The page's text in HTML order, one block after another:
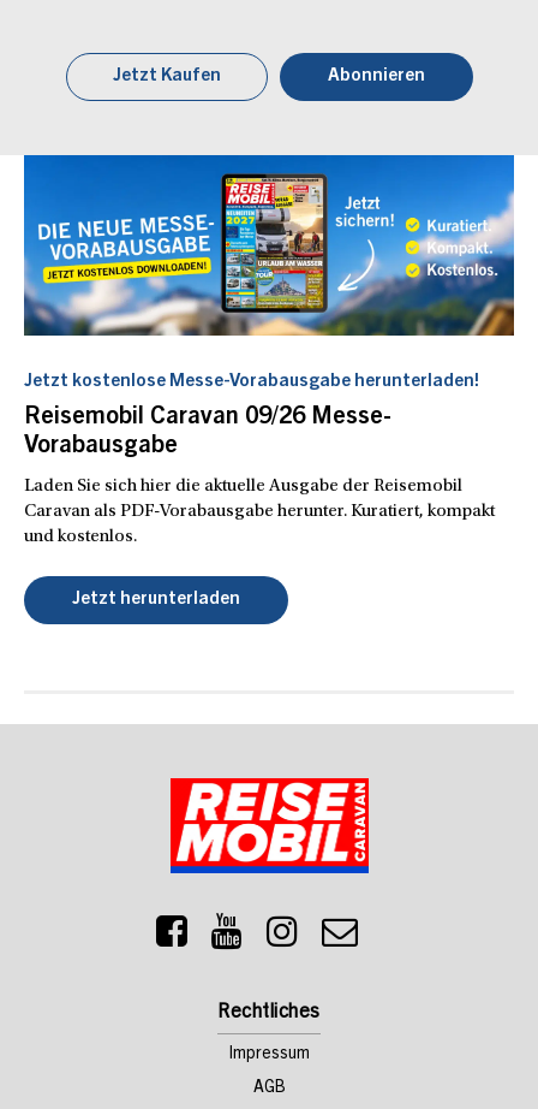
Jetzt Kaufen Abonnieren
Jetzt kostenlose Messe-Vorabausgabe herunterladen!
Reisemobil Caravan 09/26 Messe-
Vorabausgabe
Laden Sie sich hier die aktuelle Ausgabe der Reisemobil
Caravan als PDF-Vorabausgabe herunter. Kuratiert, kompakt
und kostenlos.
Jetzt herunterladen
Rechtliches
Impressum
AGB